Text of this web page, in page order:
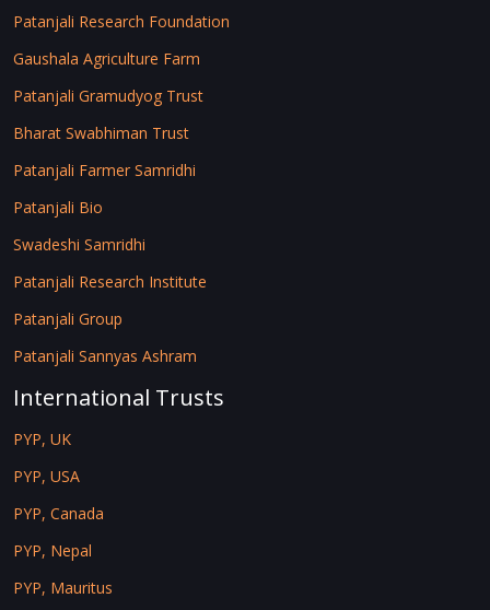
Patanjali Research Foundation
Gaushala Agriculture Farm
Patanjali Gramudyog Trust
Bharat Swabhiman Trust
Patanjali Farmer Samridhi
Patanjali Bio
Swadeshi Samridhi
Patanjali Research Institute
Patanjali Group
Patanjali Sannyas Ashram
International Trusts
PYP, UK
PYP, USA
PYP, Canada
PYP, Nepal
PYP, Mauritus